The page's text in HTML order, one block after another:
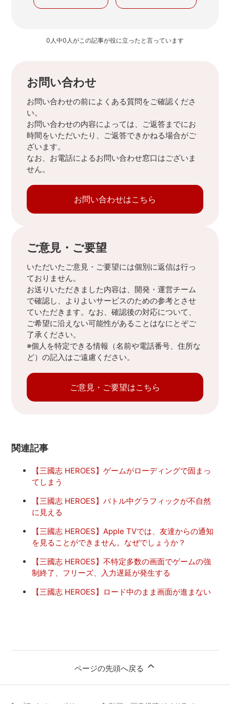
0人中0人がこの記事が役に立ったと言っています
お問い合わせ
お問い合わせの前によくある質問をご確認くださ
い。
お問い合わせの内容によっては、ご返答までにお
時間をいただいたり、ご返答できかねる場合がご
ざいます。
なお、お電話によるお問い合わせ窓口はございま
せん。
お問い合わせはこちら
ご意見・ご要望
いただいたご意見・ご要望には個別に返信は行っ
ておりません。
お送りいただきました内容は、開発・運営チーム
で確認し、よりよいサービスのための参考とさせ
ていただきます。なお、確認後の対応について、
ご希望に沿えない可能性があることはなにとぞご
了承ください。
※個人を特定できる情報（名前や電話番号、住所な
ど）の記入はご遠慮ください。
ご意見・ご要望はこちら
関連記事
【三國志 HEROES】ゲームがローディングで固まっ
てしまう
【三國志 HEROES】バトル中グラフィックが不自然
に見える
【三國志 HEROES】Apple TVでは、友達からの通知
を見ることができません。なぜでしょうか？
【三國志 HEROES】不特定多数の画面でゲームの強
制終了、フリーズ、入力遅延が発生する
【三國志 HEROES】ロード中のまま画面が進まない
ページの先頭へ戻る